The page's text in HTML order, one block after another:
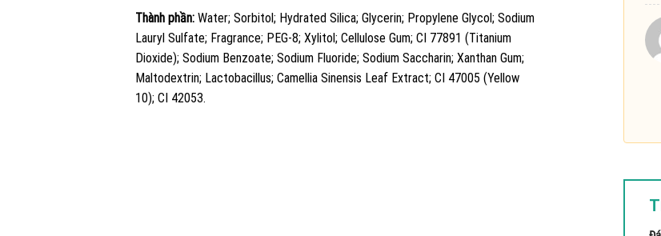
Thành phần:Water; Sorbitol; Hydrated Silica; Glycerin; Propylene Glycol; Sodium
Lauryl Sulfate; Fragrance; PEG-8; Xylitol; Cellulose Gum; CI 77891 (Titanium
Dioxide); Sodium Benzoate; Sodium Fluoride; Sodium Saccharin; Xanthan Gum;
Maltodextrin; Lactobacillus; Camellia Sinensis Leaf Extract; CI 47005 (Yellow
10); CI 42053.